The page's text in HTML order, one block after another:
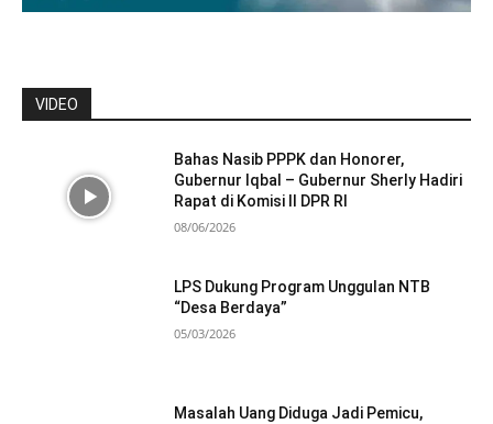
VIDEO
Bahas Nasib PPPK dan Honorer,
Gubernur Iqbal – Gubernur Sherly Hadiri
Rapat di Komisi II DPR RI
08/06/2026
LPS Dukung Program Unggulan NTB
“Desa Berdaya”
05/03/2026
Masalah Uang Diduga Jadi Pemicu,